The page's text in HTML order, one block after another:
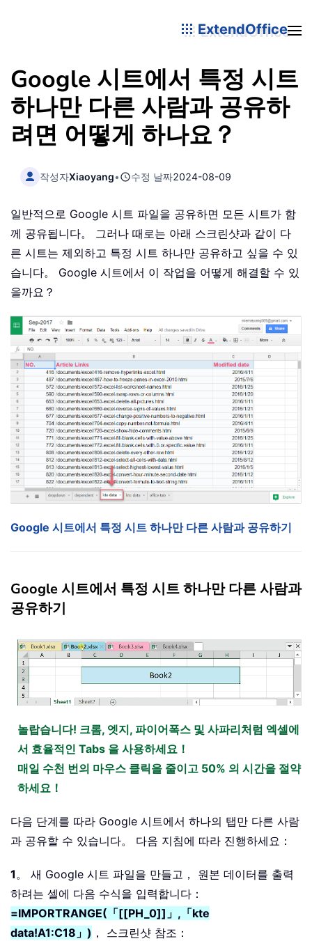
ExtendOffice
Google 시트에서 특정 시트
하나만 다른 사람과 공유하
려면 어떻게 하나요？
작성자Xiaoyang• 수정 날짜2024-08-09
일반적으로 Google 시트 파일을 공유하면 모든 시트가 함
께 공유됩니다。 그러나 때로는 아래 스크린샷과 같이 다
른 시트는 제외하고 특정 시트 하나만 공유하고 싶을 수 있
습니다。 Google 시트에서 이 작업을 어떻게 해결할 수 있
을까요？
Google 시트에서 특정 시트 하나만 다른 사람과 공유하기
Google 시트에서 특정 시트 하나만 다른 사람과
공유하기
놀랍습니다! 크롬, 엣지, 파이어폭스 및 사파리처럼 엑셀에
서 효율적인 Tabs 을 사용하세요！
매일 수천 번의 마우스 클릭을 줄이고 50% 의 시간을 절약
하세요！
다음 단계를 따라 Google 시트에서 하나의 탭만 다른 사람
과 공유할 수 있습니다。 다음 지침에 따라 진행하세요：
1。 새 Google 시트 파일을 만들고， 원본 데이터를 출력
하려는 셀에 다음 수식을 입력합니다：
=IMPORTRANGE(「[[PH_0]]」,「kte
data!A1:C18」) ， 스크린샷 참조：